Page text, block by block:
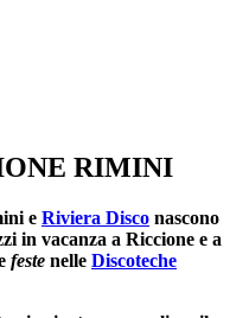
RIMINI
e Riviera Disco nascono
in vacanza a Riccione e a
feste nelle Discoteche